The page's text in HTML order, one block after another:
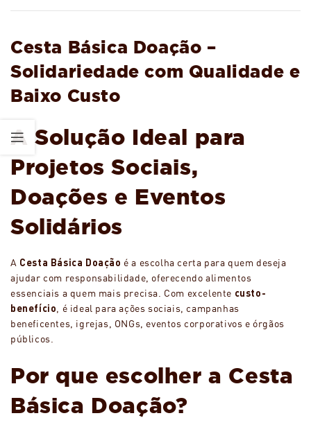
Cesta Básica Doação –
Solidariedade com Qualidade e
Baixo Custo
A Solução Ideal para
Projetos Sociais,
Doações e Eventos
Solidários
A Cesta Básica Doação é a escolha certa para quem deseja
ajudar com responsabilidade, oferecendo alimentos
essenciais a quem mais precisa. Com excelente custo-
benefício, é ideal para ações sociais, campanhas
beneficentes, igrejas, ONGs, eventos corporativos e órgãos
públicos.
Por que escolher a Cesta
Básica Doação?